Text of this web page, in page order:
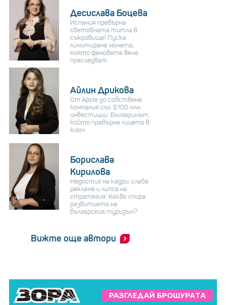
Десислава Боцева
Испания превърна
световната титла в
съкровище! Пуска
лимитирана монета,
която феновете вече
преследват
Айлин Дрикова
От Apple до собствена
компания със $100 млн.
инвестиции: Българинът,
който превърна лицето в
ключ
Борислава
Кирилова
Недостиг на кадри, слаба
реклама и липса на
стратегия: Какво спира
развитието на
българския туризъм?
Вижте още автори
РАЗГЛЕДАЙ БРОШУРАТА